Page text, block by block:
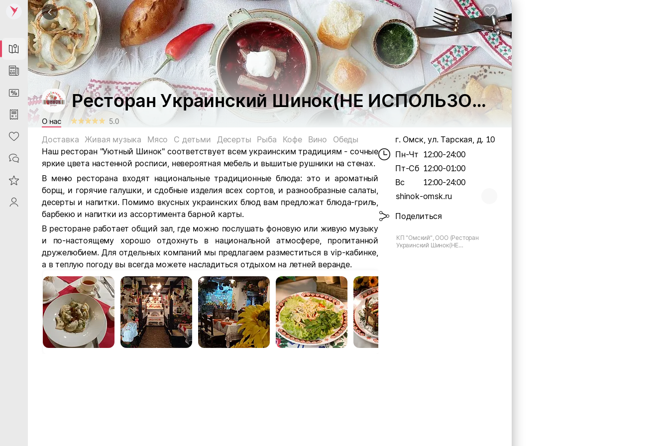
Map
News
DiscountCard
Purchases
Heart
Contacts
Reviews
ProfileSaby
Ресторан Украинский Шинок(НЕ ИСПОЛЬЗОВАТЬ)
О нас 5.0
Доставка Живая музыка Мясо С детьми Десерты Рыба Кофе Вино
Обеды
Наш ресторан "Уютный Шинок" соответствует всем украинским традициям - сочные
яркие цвета настенной росписи, невероятная мебель и вышитые рушники на стенах.
В меню ресторана входят национальные традиционные блюда: это и ароматный
борщ, и горячие галушки, и сдобные изделия всех сортов, и разнообразные салаты,
десерты и напитки. Помимо вкусных украинских блюд вам предложат блюда-гриль,
барбекю и напитки из ассортимента барной карты.
В ресторане работает общий зал, где можно послушать фоновую или живую музыку
и по-настоящему хорошо отдохнуть в национальной атмосфере, пропитанной
дружелюбием. Для отдельных компаний мы предлагаем разместиться в vip-кабинке,
а в теплую погоду вы всегда можете насладиться отдыхом на летней веранде.
г. Омск, ул. Тарская, д. 10
Пн-Чт 12:00-24:00
Пт-Сб 12:00-01:00
Вс
12:00-24:00
shinok-omsk.ru
Поделиться
КП "Омский", ООО (Ресторан
Украинский Шинок(НЕ